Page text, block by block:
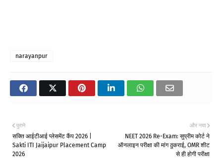
narayanpur
और नया
NEET 2026 Re-Exam: सुप्रीम कोर्ट ने
ऑनलाइन परीक्षा की मांग ठुकराई, OMR शीट
से ही होगी परीक्षा
पुराने
सक्ति आईटीआई प्लेसमेंट कैंप 2026 |
Sakti ITI Jaijaipur Placement Camp
2026